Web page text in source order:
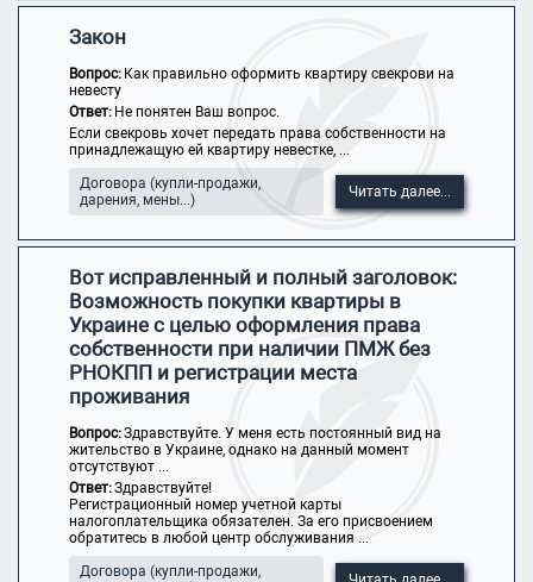
Закон
Вопрос: Как правильно оформить квартиру свекрови на
невесту
Ответ: Не понятен Ваш вопрос.
Если свекровь хочет передать права собственности на
принадлежащую ей квартиру невестке, ...
Договора (купли-продажи,
дарения, мены...)
Читать далее...
Вот исправленный и полный заголовок:
Возможность покупки квартиры в
Украине с целью оформления права
собственности при наличии ПМЖ без
РНОКПП и регистрации места
проживания
Вопрос:Здравствуйте. У меня есть постоянный вид на
жительство в Украине, однако на данный момент
отсутствуют ...
Ответ:Здравствуйте!
Регистрационный номер учетной карты
налогоплательщика обязателен. За его присвоением
обратитесь в любой центр обслуживания ...
Договора (купли-продажи,